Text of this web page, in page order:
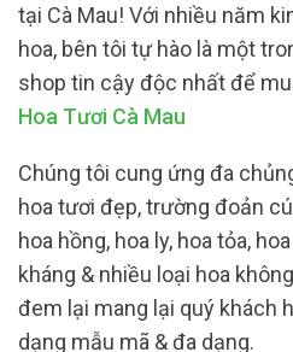
tại Cà Mau! Với nhiều năm
hoa, bên tôi tự hào là một
shop tin cậy độc nhất để
Hoa Tươi Cà Mau
Chúng tôi cung ứng đa
hoa tươi đẹp, trường đoản
hoa hồng, hoa ly, hoa tỏa,
kháng & nhiều loại hoa
đem lại mang lại quý khách
dạng mẫu mã & đa dạng.